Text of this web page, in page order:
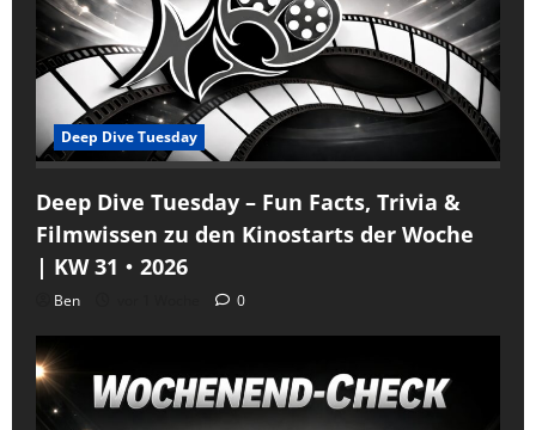
Deep Dive Tuesday
Deep Dive Tuesday – Fun Facts, Trivia &
Filmwissen zu den Kinostarts der Woche
| KW 31・2026
Ben 0